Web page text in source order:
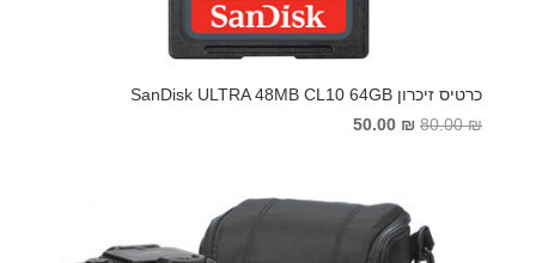
כרטיס זיכרון SanDisk ULTRA 48MB CL10 64GB
80.00₪
המחיר
80.00 ₪.
50.00 ₪
המחיר
50.00 ₪.